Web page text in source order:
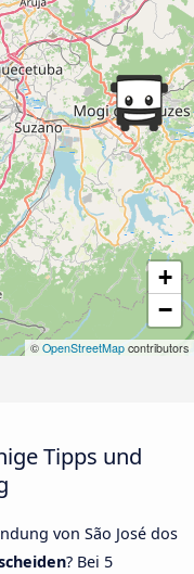
+
−
© OpenStreetMap contributors
Tipps und
von São José dos
? Bei 5